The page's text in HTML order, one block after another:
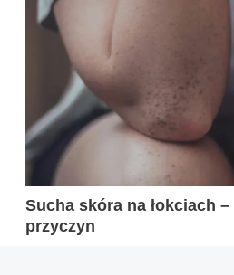
Sucha skóra na łokciach
przyczyn